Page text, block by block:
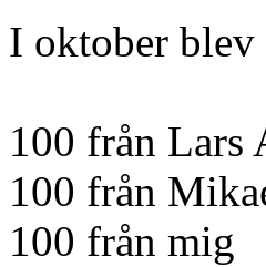
I oktober
100 från Lars
100 från
100 från mig